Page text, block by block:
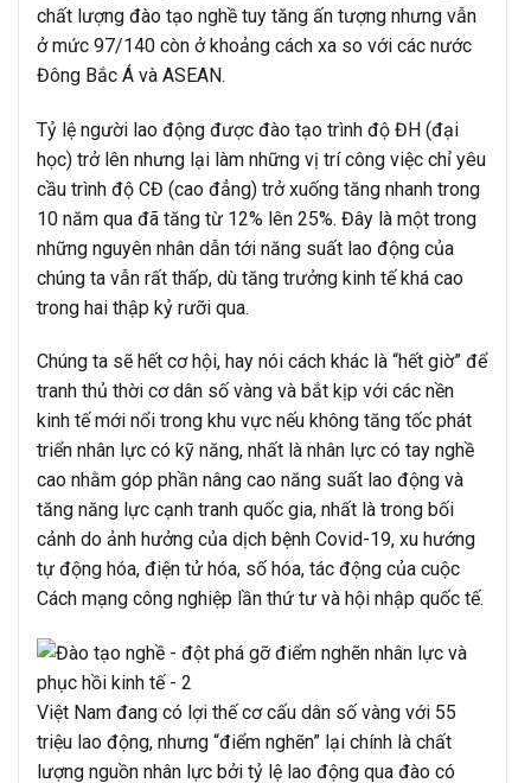
chất lượng đào tạo nghề tuy tăng ấn tượng nhưng vẫn
ở mức 97/140 còn ở khoảng cách xa so với các nước
Đông Bắc Á và ASEAN.
Tỷ lệ người lao động được đào tạo trình độ ĐH (đại
học) trở lên nhưng lại làm những vị trí công việc chỉ yêu
cầu trình độ CĐ (cao đẳng) trở xuống tăng nhanh trong
10 năm qua đã tăng từ 12% lên 25%. Đây là một trong
những nguyên nhân dẫn tới năng suất lao động của
chúng ta vẫn rất thấp, dù tăng trưởng kinh tế khá cao
trong hai thập kỷ rưỡi qua.
Chúng ta sẽ hết cơ hội, hay nói cách khác là “hết giờ” để
tranh thủ thời cơ dân số vàng và bắt kịp với các nền
kinh tế mới nổi trong khu vực nếu không tăng tốc phát
triển nhân lực có kỹ năng, nhất là nhân lực có tay nghề
cao nhằm góp phần nâng cao năng suất lao động và
tăng năng lực cạnh tranh quốc gia, nhất là trong bối
cảnh do ảnh hưởng của dịch bệnh Covid-19, xu hướng
tự động hóa, điện tử hóa, số hóa, tác động của cuộc
Cách mạng công nghiệp lần thứ tư và hội nhập quốc tế.
Việt Nam đang có lợi thế cơ cấu dân số vàng với 55
triệu lao động, nhưng “điểm nghẽn” lại chính là chất
lượng nguồn nhân lực bởi tỷ lệ lao động qua đào có